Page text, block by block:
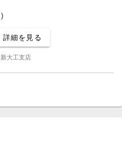
詳細を見る
大工支店